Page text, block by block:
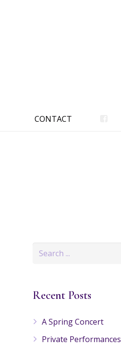
CONTACT
Recent Posts
A Spring Concert
Private Performances